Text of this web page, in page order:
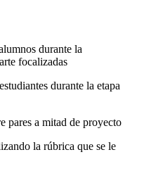
durante la
focalizadas
durante la etapa
pares a mitad de proyecto
la rúbrica que se le